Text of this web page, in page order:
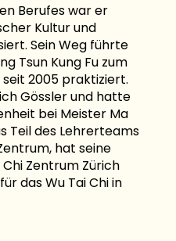
Berufes war er
Kultur und
Sein Weg führte
Tsun Kung Fu zum
seit 2005 praktiziert.
Gössler und hatte
bei Meister Ma
Teil des Lehrerteams
hat seine
Zentrum Zürich
das Wu Tai Chi in